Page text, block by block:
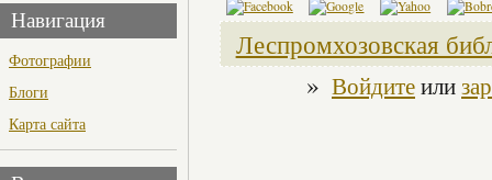
Навигация
Фотографии
Блоги
Карта сайта
Леспромхозовская
» Войдитеили